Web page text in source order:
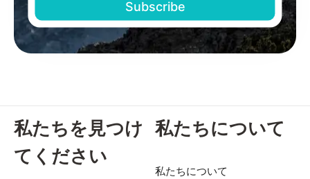
私たちを見つけ
てください
私たちについて
私たちについて